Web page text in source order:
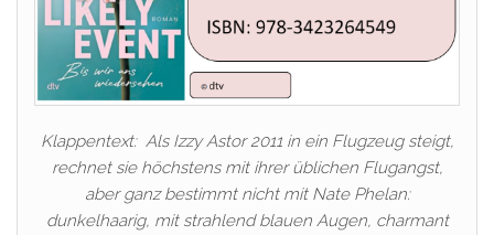
Klappentext: Als Izzy Astor 2011 in ein Flugzeug steigt,
rechnet sie höchstens mit ihrer üblichen Flugangst,
aber ganz bestimmt nicht mit Nate Phelan:
dunkelhaarig, mit strahlend blauen Augen, charmant